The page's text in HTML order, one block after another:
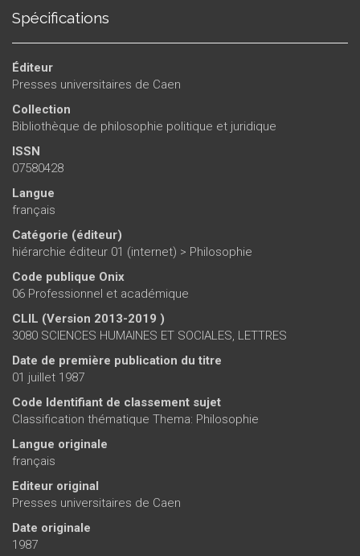
Spécifications
Éditeur
Presses universitaires de Caen
Collection
Bibliothèque de philosophie politique et juridique
ISSN
07580428
Langue
français
Catégorie (éditeur)
hiérarchie éditeur 01 (internet) > Philosophie
Code publique Onix
06 Professionnel et académique
CLIL (Version 2013-2019 )
3080 SCIENCES HUMAINES ET SOCIALES, LETTRES
Date de première publication du titre
01 juillet 1987
Code Identifiant de classement sujet
Classification thématique Thema: Philosophie
Langue originale
français
Editeur original
Presses universitaires de Caen
Date originale
1987